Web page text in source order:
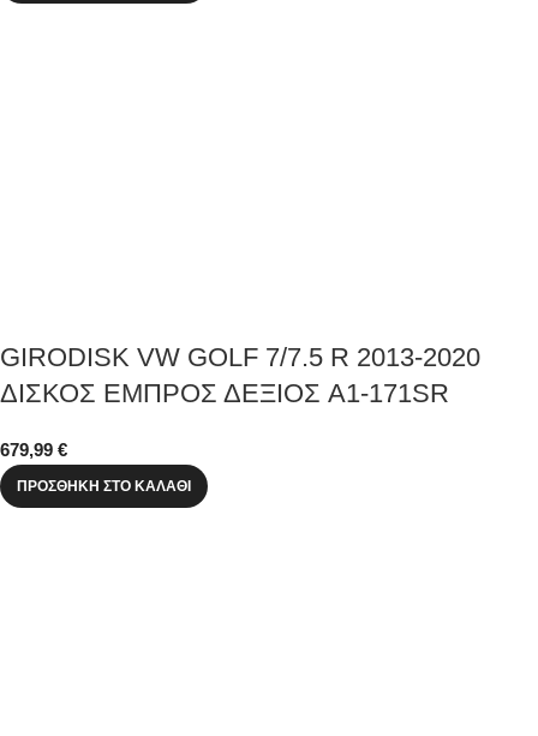
GIRODISK VW GOLF 7/7.5 R 2013-2020
ΔΙΣΚΟΣ ΕΜΠΡΟΣ ΔΕΞΙΟΣ A1-171SR
679,99 €
ΠΡΟΣΘΉΚΗ ΣΤΟ ΚΑΛΆΘΙ